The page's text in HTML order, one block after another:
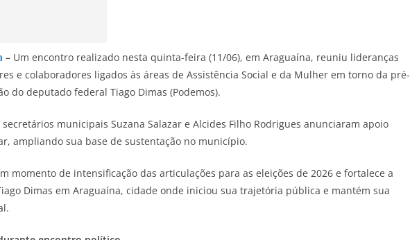
– Um encontro realizado nesta quinta-feira (11/06), em Araguaína, reuniu lideranças
e colaboradores ligados às áreas de Assistência Social e da Mulher em torno da pré-
do deputado federal Tiago Dimas (Podemos).
municipais Suzana Salazar e Alcides Filho Rodrigues anunciaram apoio
ampliando sua base de sustentação no município.
momento de intensificação das articulações para as eleições de 2026 e fortalece a
Dimas em Araguaína, cidade onde iniciou sua trajetória pública e mantém sua